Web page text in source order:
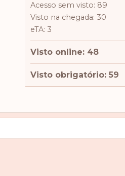
Acesso sem visto: 89
Visto na chegada: 30
eTA: 3
Visto online: 48
Visto obrigatório: 59